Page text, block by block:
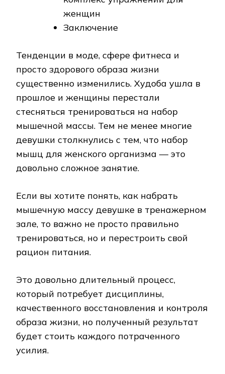
женщин
Заключение
Тенденции в моде, сфере фитнеса и
просто здорового образа жизни
существенно изменились. Худоба ушла в
прошлое и женщины перестали
стесняться тренироваться на набор
мышечной массы. Тем не менее многие
девушки столкнулись с тем, что набор
мышц для женского организма — это
довольно сложное занятие.
Если вы хотите понять, как набрать
мышечную массу девушке в тренажерном
зале, то важно не просто правильно
тренироваться, но и перестроить свой
рацион питания.
Это довольно длительный процесс,
который потребует дисциплины,
качественного восстановления и контроля
образа жизни, но полученный результат
будет стоить каждого потраченного
усилия.